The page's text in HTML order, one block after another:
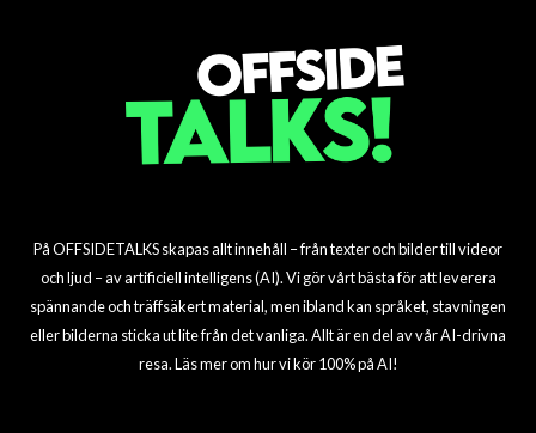
På OFFSIDETALKS skapas allt innehåll – från texter och bilder till videor
och ljud – av artificiell intelligens (AI). Vi gör vårt bästa för att leverera
spännande och träffsäkert material, men ibland kan språket, stavningen
eller bilderna sticka ut lite från det vanliga. Allt är en del av vår AI-drivna
resa. Läs mer om hur vi kör 100% på AI!